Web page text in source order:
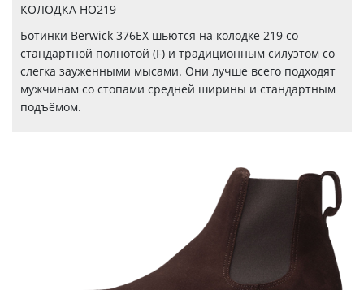
КОЛОДКА HO219
Ботинки Berwick 376EX шьются на колодке 219 со
стандартной полнотой (F) и традиционным силуэтом со
слегка зауженными мысами. Они лучше всего подходят
мужчинам со стопами средней ширины и стандартным
подъёмом.